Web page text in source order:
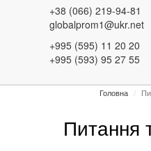
+38 (066) 219-94-81
globalprom1@ukr.net
+995 (595) 11 20 20
+995 (593) 95 27 55
Головна
Питання